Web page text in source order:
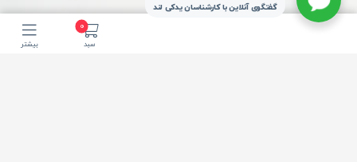
0
سبد بیشتر
گفتگوی آنلاین با کارشناسان یدکی لند